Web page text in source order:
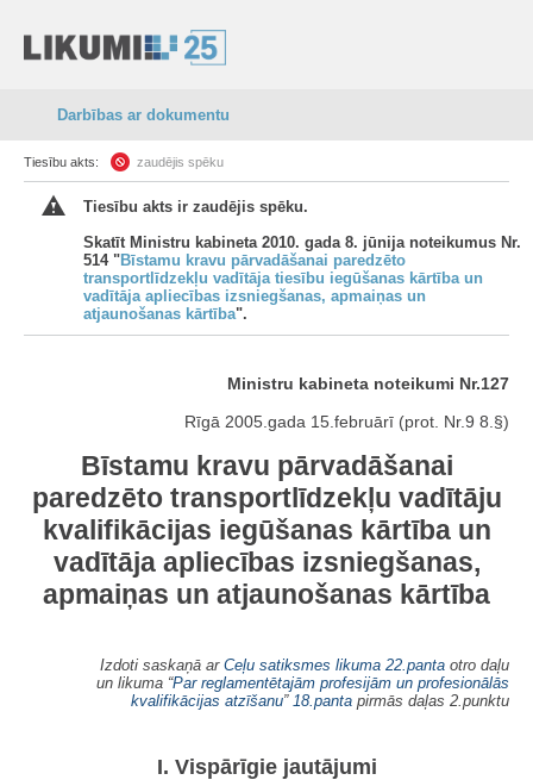
Darbības ar dokumentu
Tiesību akts: zaudējis spēku
Tiesību akts ir zaudējis spēku.
Skatīt Ministru kabineta 2010. gada 8. jūnija noteikumus Nr.
514 "Bīstamu kravu pārvadāšanai paredzēto
transportlīdzekļu vadītāja tiesību iegūšanas kārtība un
vadītāja apliecības izsniegšanas, apmaiņas un
atjaunošanas kārtība".
Ministru kabineta noteikumi Nr.127
Rīgā 2005.gada 15.februārī (prot. Nr.9 8.§)
Bīstamu kravu pārvadāšanai
paredzēto transportlīdzekļu vadītāju
kvalifikācijas iegūšanas kārtība un
vadītāja apliecības izsniegšanas,
apmaiņas un atjaunošanas kārtība
Izdoti saskaņā ar Ceļu satiksmes likuma 22.panta otro daļu
un likuma “Par reglamentētajām profesijām un profesionālās
kvalifikācijas atzīšanu” 18.panta pirmās daļas 2.punktu
I. Vispārīgie jautājumi